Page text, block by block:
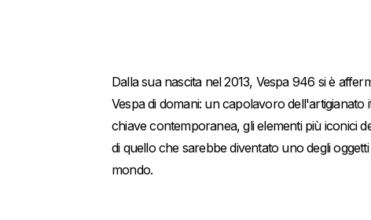
Dalla sua nascita nel 2013, Vespa 946 si è
Vespa di domani: un capolavoro dell'artigianato
chiave contemporanea, gli elementi più iconici
di quello che sarebbe diventato uno degli
mondo.